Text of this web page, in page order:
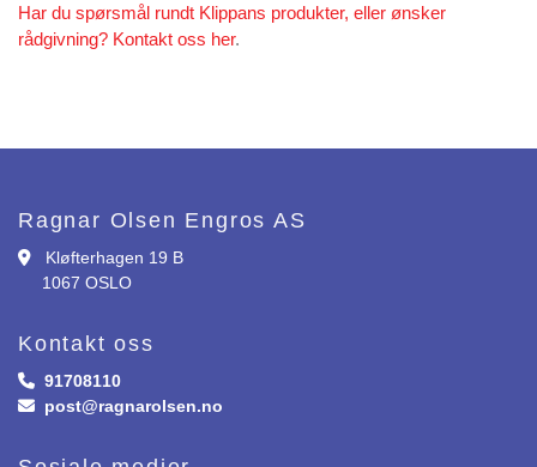
Har du spørsmål rundt Klippans produkter, eller ønsker
rådgivning? Kontakt oss her.
Ragnar Olsen Engros AS
 Kløfterhagen 19 B
1067 OSLO
Kontakt oss
 91708110
 post@ragnarolsen.no